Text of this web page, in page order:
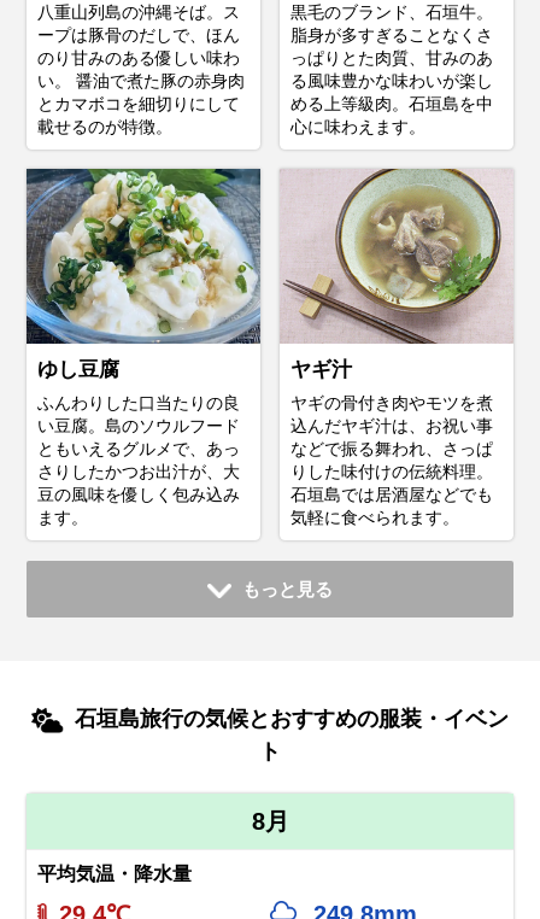
八重山列島の沖縄そば。ス
ープは豚骨のだしで、ほん
のり甘みのある優しい味わ
い。 醤油で煮た豚の赤身肉
とカマボコを細切りにして
載せるのが特徴。
黒毛のブランド、石垣牛。
脂身が多すぎることなくさ
っぱりとた肉質、甘みのあ
る風味豊かな味わいが楽し
める上等級肉。石垣島を中
心に味わえます。
ゆし豆腐
ふんわりした口当たりの良
い豆腐。島のソウルフード
ともいえるグルメで、あっ
さりしたかつお出汁が、大
豆の風味を優しく包み込み
ます。
ヤギ汁
ヤギの骨付き肉やモツを煮
込んだヤギ汁は、お祝い事
などで振る舞われ、さっぱ
りした味付けの伝統料理。
石垣島では居酒屋などでも
気軽に食べられます。
もっと見る
石垣島旅行の気候とおすすめの服装・イベン
ト
8月
平均気温・降水量